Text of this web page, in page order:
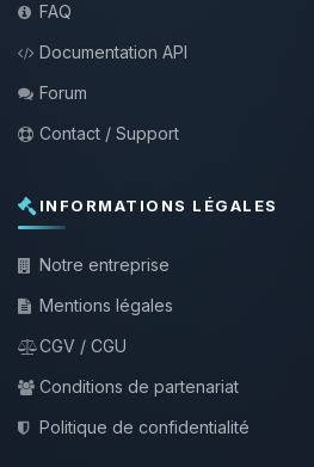
FAQ
Documentation API
Forum
Contact / Support
INFORMATIONS LÉGALES
Notre entreprise
Mentions légales
CGV / CGU
Conditions de partenariat
Politique de confidentialité